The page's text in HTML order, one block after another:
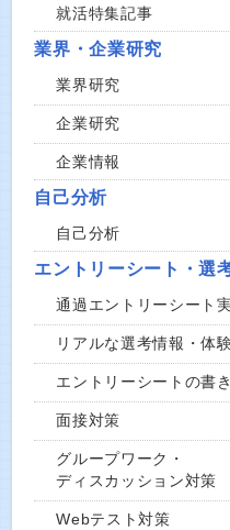
就活特集記事
業界・企業研究
業界研究
企業研究
企業情報
自己分析
自己分析
エントリーシート・選
通過エントリーシート
リアルな選考情報・体
エントリーシートの書
面接対策
グループワーク・
ディスカッション対策
Webテスト対策